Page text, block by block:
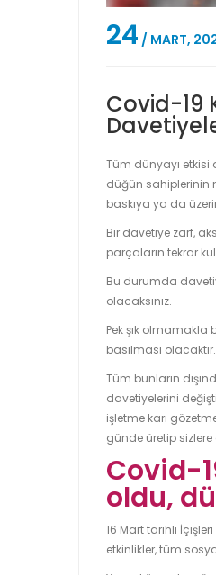
24 / MART,
Covid-19
Tüm dünyayı etkisi
düğün sahiplerinin
baskıya ya da
Bir davetiye zarf,
parçaların tekrar
Bu durumda
olacaksınız.
Pek şık olmamakla
basılması
Tüm bunların
davetiyelerini
işletme karı
günde üretip
Covid-
oldu,
16 Mart tarihli
etkinlikler, tüm